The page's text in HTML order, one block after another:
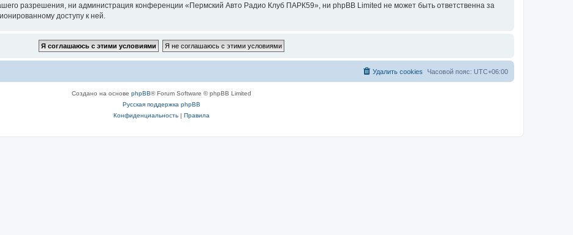
разрешения, ни администрация конференции «Пермский Авто Радио Клуб ПАРК59», ни phpBB Limited не может быть ответственна за
доступу к ней.
Часовой пояс: UTC+06:00
Удалить cookies
Создано на основе phpBB® Forum Software © phpBB Limited
Русская поддержка phpBB
Конфиденциальность| Правила